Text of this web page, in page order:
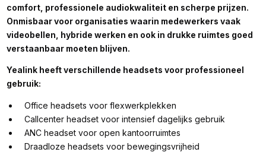
comfort, professionele audiokwaliteit en scherpe prijzen.
Onmisbaar voor organisaties waarin medewerkers vaak
videobellen, hybride werken en ook in drukke ruimtes goed
verstaanbaar moeten blijven.
Yealink heeft verschillende headsets voor professioneel
gebruik:
Office headsets voor flexwerkplekken
Callcenter headset voor intensief dagelijks gebruik
ANC headset voor open kantoorruimtes
Draadloze headsets voor bewegingsvrijheid